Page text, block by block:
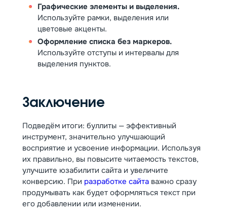
Графические элементы и выделения.
Используйте рамки, выделения или
цветовые акценты.
Оформление списка без маркеров.
Используйте отступы и интервалы для
выделения пунктов.
Заключение
Подведём итоги: буллиты — эффективный
инструмент, значительно улучшающий
восприятие и усвоение информации. Используя
их правильно, вы повысите читаемость текстов,
улучшите юзабилити сайта и увеличите
конверсию. При разработке сайта важно сразу
продумывать как будет оформляться текст при
его добавлении или изменении.